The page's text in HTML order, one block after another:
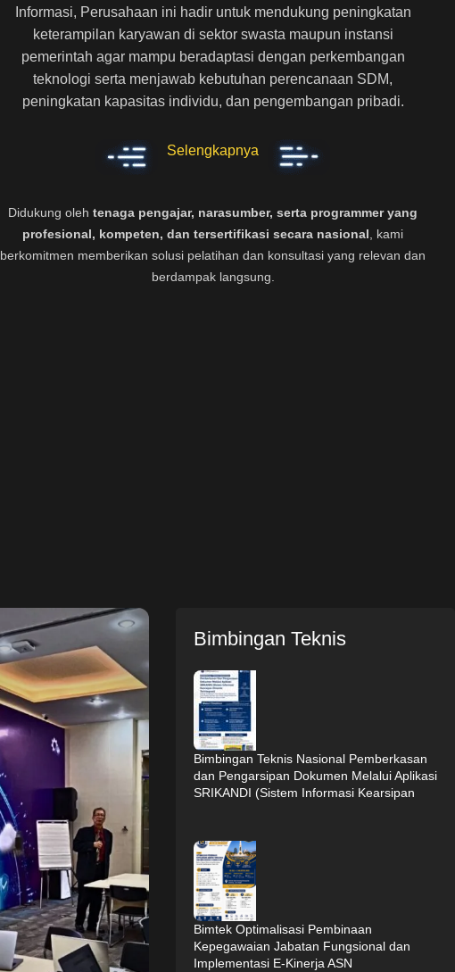
Informasi, Perusahaan ini hadir untuk mendukung peningkatan
keterampilan karyawan di sektor swasta maupun instansi
pemerintah agar mampu beradaptasi dengan perkembangan
teknologi serta menjawab kebutuhan perencanaan SDM,
peningkatan kapasitas individu, dan pengembangan pribadi.
Selengkapnya
Didukung olehtenaga pengajar, narasumber, serta programmer yang
profesional, kompeten, dan tersertifikasi secara nasional , kami
berkomitmen memberikan solusi pelatihan dan konsultasi yang relevan dan
berdampak langsung.
Bimbingan Teknis
Bimbingan Teknis Nasional Pemberkasan
dan Pengarsipan Dokumen Melalui Aplikasi
SRIKANDI (Sistem Informasi Kearsipan
Bimtek Optimalisasi Pembinaan
Kepegawaian Jabatan Fungsional dan
Implementasi E-Kinerja ASN